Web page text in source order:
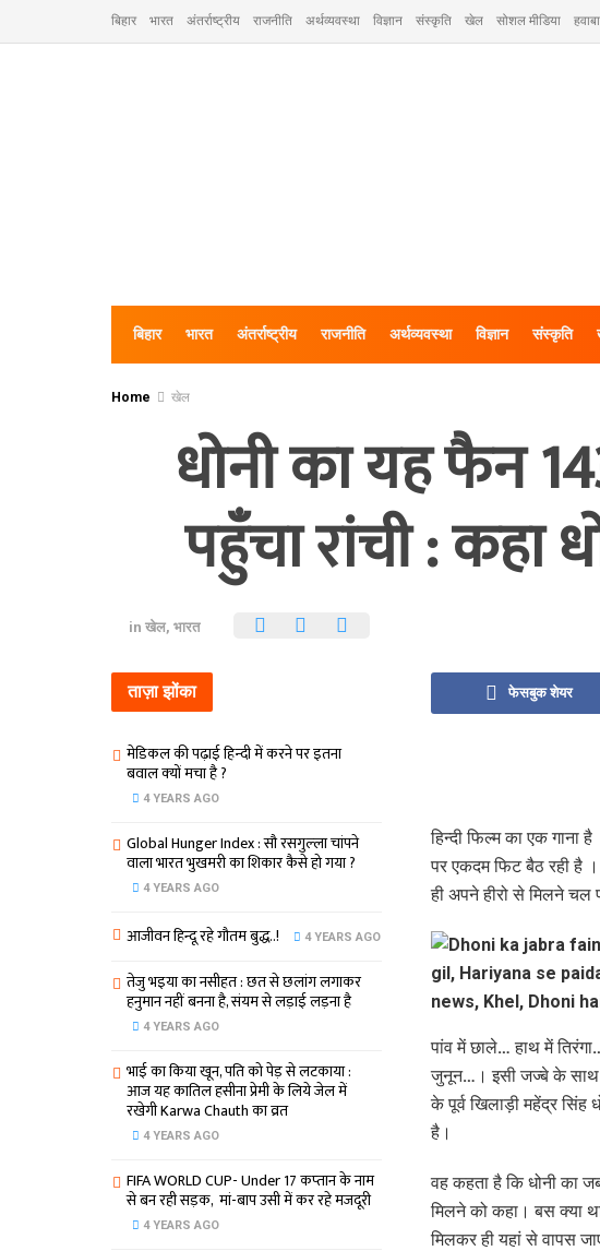
बिहार भारत अंतर्राष्ट्रीय राजनीति अर्थव्यवस्था विज्ञान संस्कृति खेल सोशल मीडिया
बिहार भारत अंतर्राष्ट्रीय राजनीति अर्थव्यवस्था विज्ञान संस्कृति
Home खेल
धोनी का यह फैन
पहुँचा रांची :
in खेल, भारत
फेसबुक शेयर
हिन्‍दी फिल्म का एक गाना
पर एकदम फिट बैठ रही है ।
ही अपने हीरो से मिलने चल
पांव में छाले… हाथ में
जुनून…। इसी जज्बे के साथ
के पूर्व खिलाड़ी महेंद्र सिंह
है।
वह कहता है कि धोनी का
मिलने को कहा। बस क्या
मिलकर ही यहां से वापस
ताज़ा झोंका
मेडिकल की पढ़ाई हिन्‍दी में करने पर इतना
बवाल क्‍यों मचा है ?
4 YEARS AGO
Global Hunger Index : सौ रसगुल्‍ला चांपने
वाला भारत भुखमरी का शिकार कैसे हो गया ?
4 YEARS AGO
आजीवन हिन्दू रहे गौतम बुद्ध..! 4 YEARS AGO
तेजु भइया का नसीहत : छत से छलांग लगाकर
हनुमान नहीं बनना है, संयम से लड़ाई लड़ना है
4 YEARS AGO
भाई का किया खून, पति को पेड़ से लटकाया :
आज यह कातिल हसीना प्रेमी के लिये जेल में
रखेगी Karwa Chauth का व्रत
4 YEARS AGO
FIFA WORLD CUP- Under 17 कप्‍तान के नाम
से बन रही सड़क, मां-बाप उसी में कर रहे मजदूरी
4 YEARS AGO